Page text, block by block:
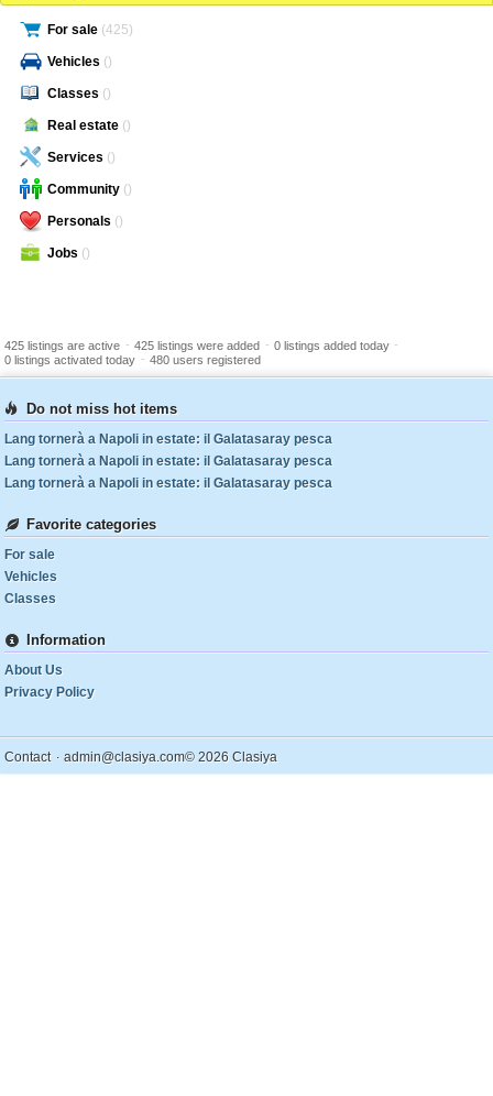
For sale (425)
Vehicles ()
Classes ()
Real estate ()
Services ()
Community ()
Personals ()
Jobs ()
425 listings are active - 425 listings were added - 0 listings added today -
0 listings activated today - 480 users registered
Do not miss hot items
Lang tornerà a Napoli in estate: il Galatasaray pesca
Lang tornerà a Napoli in estate: il Galatasaray pesca
Lang tornerà a Napoli in estate: il Galatasaray pesca
Favorite categories
For sale
Vehicles
Classes
Information
About Us
Privacy Policy
Contact . admin@clasiya.com© 2026 Clasiya